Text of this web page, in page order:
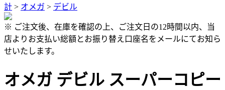
計 > オメガ > デビル
※ ご注文後、在庫を確認の上、ご注文日の12時間以内、当
店よりお支払い総額とお振り替え口座名をメールにてお知ら
せいたします。
オメガ デビル スーパーコピー